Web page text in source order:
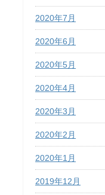
2020年7月
2020年6月
2020年5月
2020年4月
2020年3月
2020年2月
2020年1月
2019年12月